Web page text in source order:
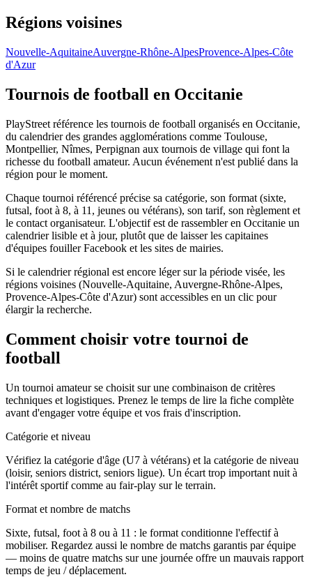
Régions voisines
Nouvelle-AquitaineAuvergne-Rhône-AlpesProvence-Alpes-Côte
d'Azur
Tournois de football en Occitanie
PlayStreet référence les tournois de football organisés en Occitanie,
du calendrier des grandes agglomérations comme Toulouse,
Montpellier, Nîmes, Perpignan aux tournois de village qui font la
richesse du football amateur. Aucun événement n'est publié dans la
région pour le moment.
Chaque tournoi référencé précise sa catégorie, son format (sixte,
futsal, foot à 8, à 11, jeunes ou vétérans), son tarif, son règlement et
le contact organisateur. L'objectif est de rassembler en Occitanie un
calendrier lisible et à jour, plutôt que de laisser les capitaines
d'équipes fouiller Facebook et les sites de mairies.
Si le calendrier régional est encore léger sur la période visée, les
régions voisines (Nouvelle-Aquitaine, Auvergne-Rhône-Alpes,
Provence-Alpes-Côte d'Azur) sont accessibles en un clic pour
élargir la recherche.
Comment choisir votre tournoi de
football
Un tournoi amateur se choisit sur une combinaison de critères
techniques et logistiques. Prenez le temps de lire la fiche complète
avant d'engager votre équipe et vos frais d'inscription.
Catégorie et niveau
Vérifiez la catégorie d'âge (U7 à vétérans) et la catégorie de niveau
(loisir, seniors district, seniors ligue). Un écart trop important nuit à
l'intérêt sportif comme au fair-play sur le terrain.
Format et nombre de matchs
Sixte, futsal, foot à 8 ou à 11 : le format conditionne l'effectif à
mobiliser. Regardez aussi le nombre de matchs garantis par équipe
— moins de quatre matchs sur une journée offre un mauvais rapport
temps de jeu / déplacement.